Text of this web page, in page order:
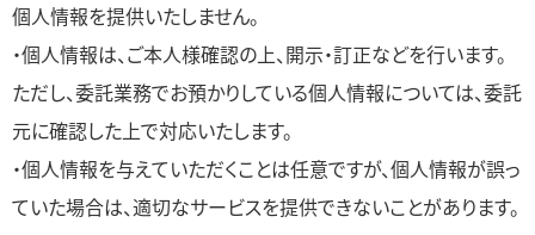
個人情報を提供いたしません。
・個人情報は、ご本人様確認の上、開示・訂正などを行います。
ただし、委託業務でお預かりしている個人情報については、委託
元に確認した上で対応いたします。
・個人情報を与えていただくことは任意ですが、個人情報が誤っ
ていた場合は、適切なサービスを提供できないことがあります。